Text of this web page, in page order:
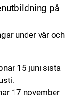
på
vår och
15 juni sista
17 november